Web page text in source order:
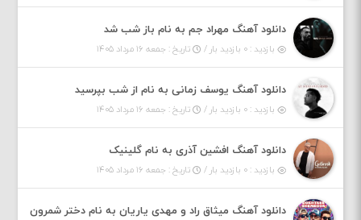
دانلود آهنگ مهراد جم به نام باز شب شد
بازدید : ۰ بازدید بار / تاریخ : جمعه ۱۶ مرداد ۱۴۰۵
دانلود آهنگ یوسف زمانی به نام از شب بپرسید
بازدید : ۰ بازدید بار / تاریخ : جمعه ۱۶ مرداد ۱۴۰۵
دانلود آهنگ افشین آذری به نام گلینیک
بازدید : ۰ بازدید بار / تاریخ : جمعه ۱۶ مرداد ۱۴۰۵
دانلود آهنگ میثاق راد و مهدی یاریان به نام دختر شمرون